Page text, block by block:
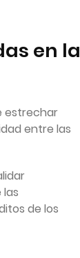
en la
estrechar
entre las
de los